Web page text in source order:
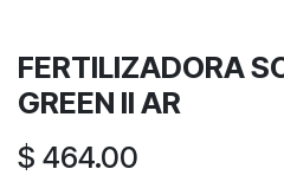
FERTILIZADORA
GREEN II AR
$ 464.00